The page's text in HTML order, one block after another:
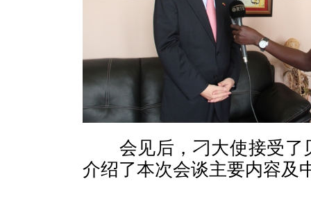
会见后，刁大使接受
介绍了本次会谈主要内容及